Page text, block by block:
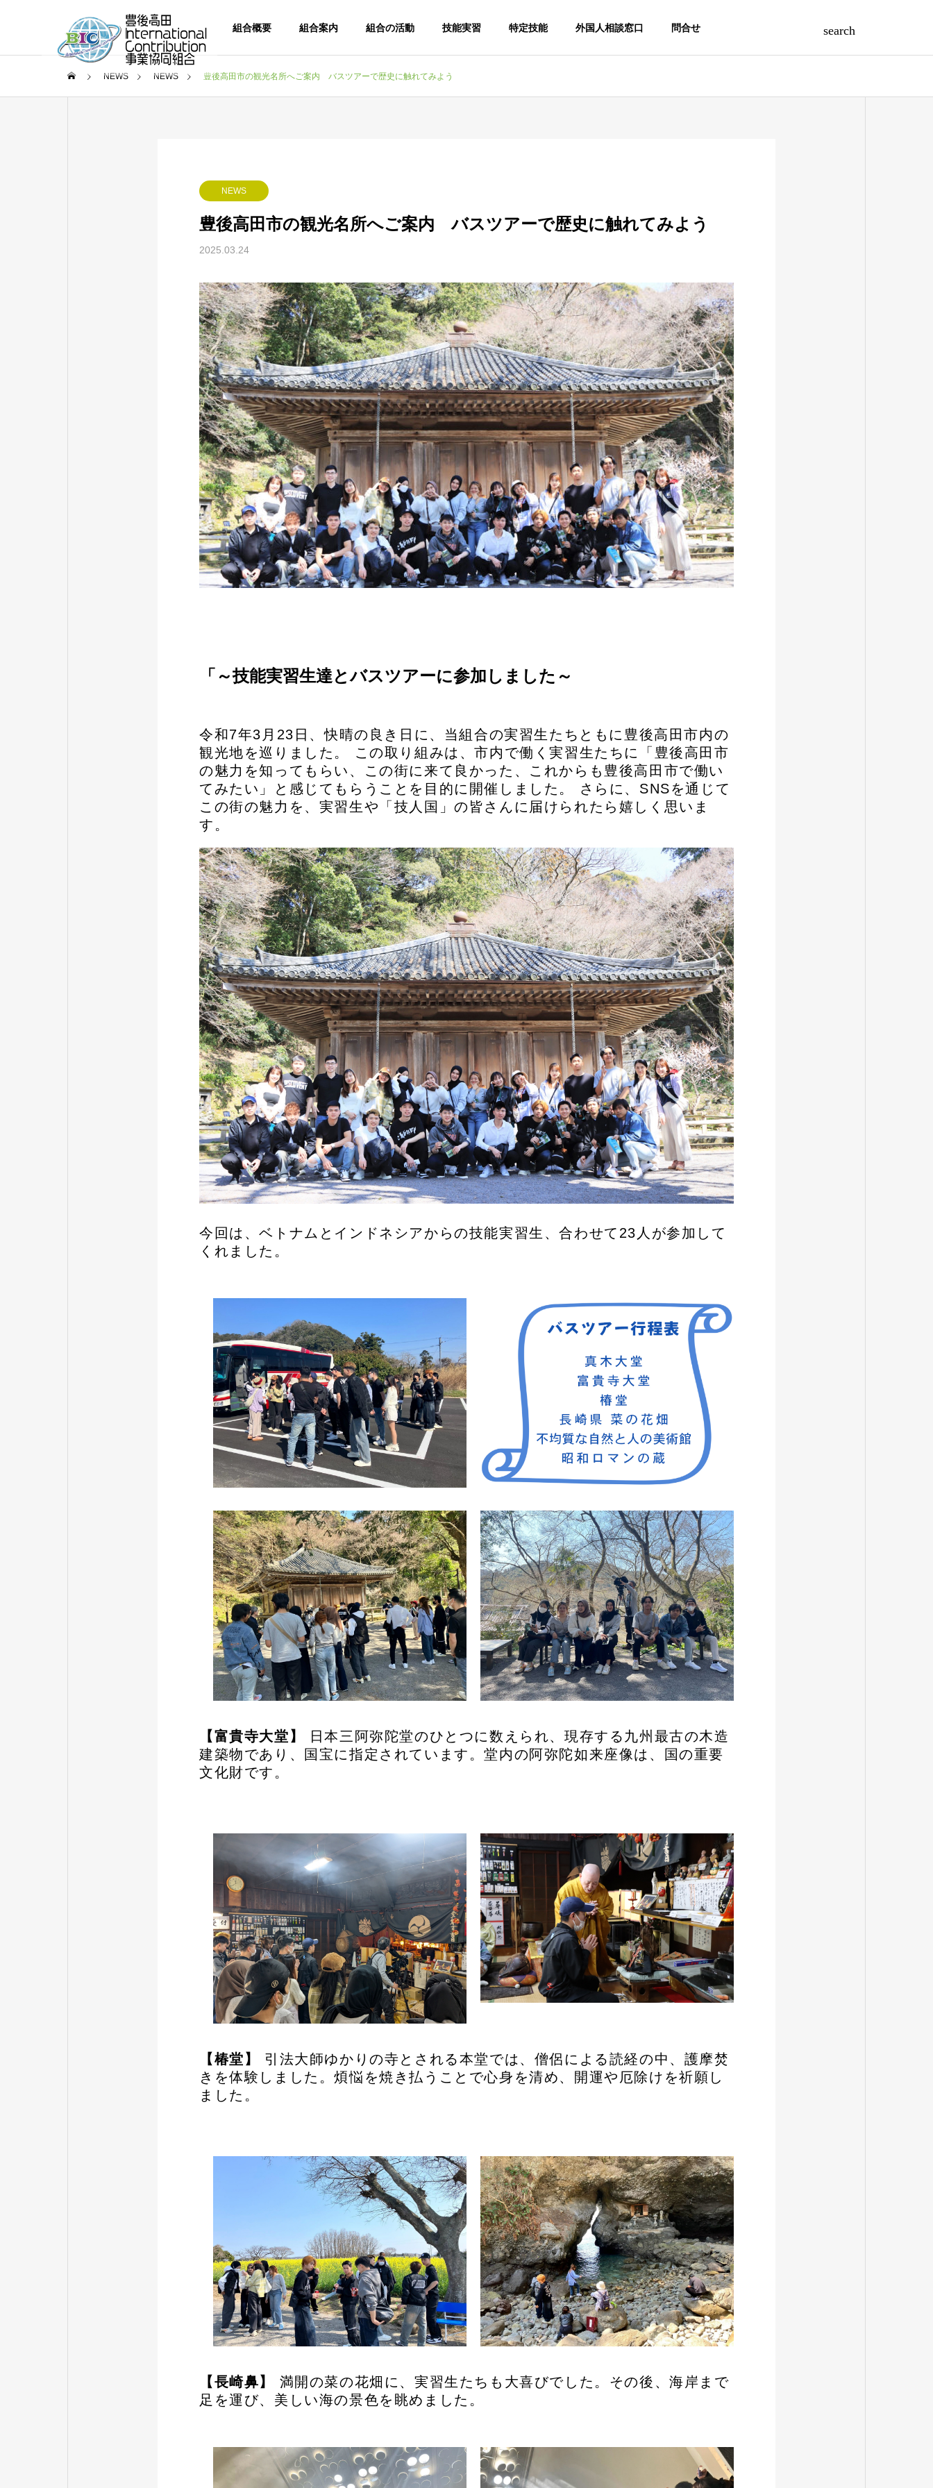
組合概要 組合案内 組合の活動 技能実習 特定技能 外国人相談窓口 問合せ
NEWS NEWS 豊後高田市の観光名所へご案内 バスツアーで歴史に触れてみよう
NEWS
豊後高田市の観光名所へご案内 バスツアーで歴史に触れてみよう
2025.03.24
「～技能実習生達とバスツアーに参加しました～
令和7年3月23日、快晴の良き日に、当組合の実習生たちともに豊後高田市内の
観光地を巡りました。 この取り組みは、市内で働く実習生たちに「豊後高田市
の魅力を知ってもらい、この街に来て良かった、これからも豊後高田市で働い
てみたい」と感じてもらうことを目的に開催しました。 さらに、SNSを通じて
この街の魅力を、実習生や「技人国」の皆さんに届けられたら嬉しく思いま
す。
今回は、ベトナムとインドネシアからの技能実習生、合わせて23人が参加して
くれました。
【富貴寺大堂】
日本三阿弥陀堂のひとつに数えられ、現存する九州最古の木造
建築物であり、国宝に指定されています。堂内の阿弥陀如来座像は、国の重要
文化財です。
【椿堂】
引法大師ゆかりの寺とされる本堂では、僧侶による読経の中、護摩焚
きを体験しました。煩悩を焼き払うことで心身を清め、開運や厄除けを祈願し
ました。
【長崎鼻】
満開の菜の花畑に、実習生たちも大喜びでした。その後、海岸まで
足を運び、美しい海の景色を眺めました。